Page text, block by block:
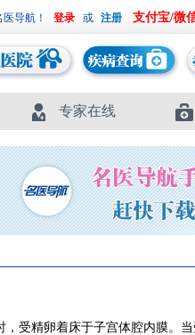
导航！ 或 支付宝/微
专家在线
，受精卵着床于子宫体腔内膜。